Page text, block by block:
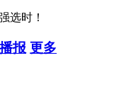
选时！
报 更多